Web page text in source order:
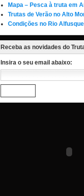
Mapa – Pesca à truta em
Trutas de Verão no Alto
Condições no Rio
Receba as novidades do
Insira o seu email abaixo: